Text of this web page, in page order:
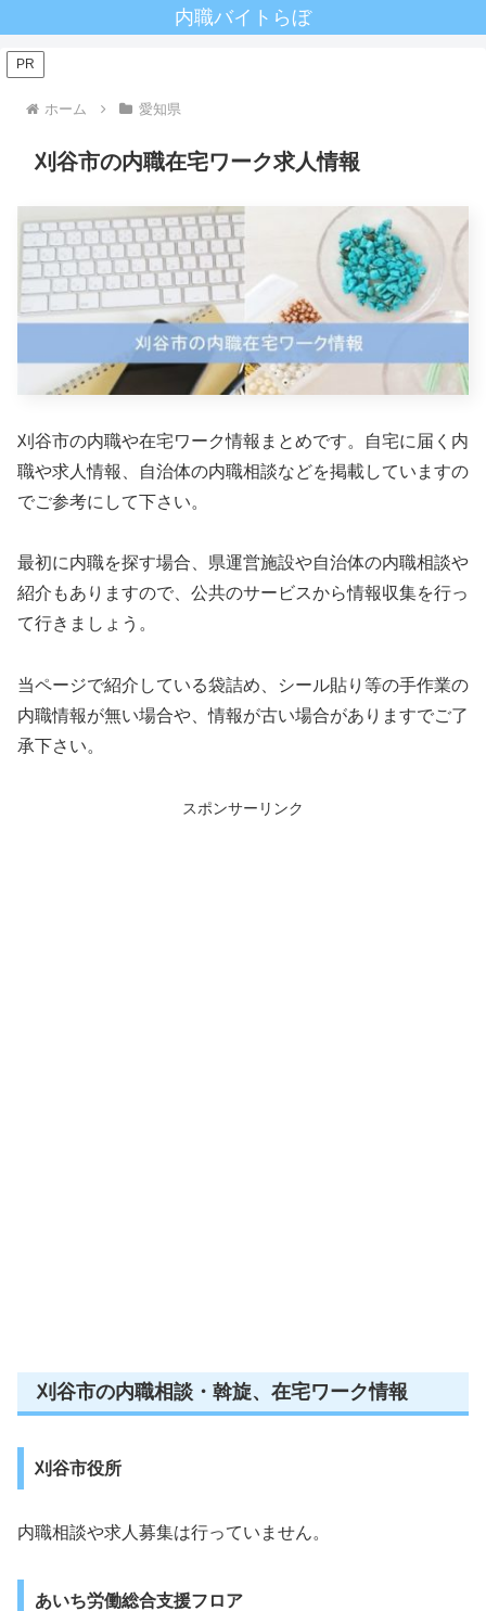
内職バイトらぼ
PR
ホーム 愛知県
刈谷市の内職在宅ワーク求人情報
刈谷市の内職や在宅ワーク情報まとめです。自宅に届く内
職や求人情報、自治体の内職相談などを掲載していますの
でご参考にして下さい。
最初に内職を探す場合、県運営施設や自治体の内職相談や
紹介もありますので、公共のサービスから情報収集を行っ
て行きましょう。
当ページで紹介している袋詰め、シール貼り等の手作業の
内職情報が無い場合や、情報が古い場合がありますでご了
承下さい。
スポンサーリンク
刈谷市の内職相談・斡旋、在宅ワーク情報
刈谷市役所
内職相談や求人募集は行っていません。
あいち労働総合支援フロア